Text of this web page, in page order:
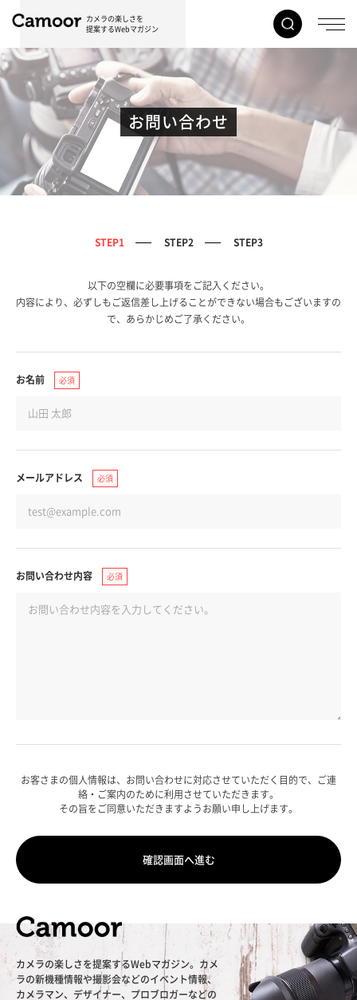
カメラの楽しさを
提案するWebマガジン
お問い合わせ
STEP1 STEP2 STEP3
以下の空欄に必要事項をご記入ください。
内容により、必ずしもご返信差し上げることができない場合もございますの
で、あらかじめご了承ください。
お名前 必須
メールアドレス 必須
お問い合わせ内容 必須
お客さまの個人情報は、お問い合わせに対応させていただく目的で、ご連
絡・ご案内のために利用させていただきます。
その旨をご同意いただきますようお願い申し上げます。
カメラの楽しさを提案するWebマガジン。カメ
ラの新機種情報や撮影会などのイベント情報、
カメラマン、デザイナー、プロブロガーなどの